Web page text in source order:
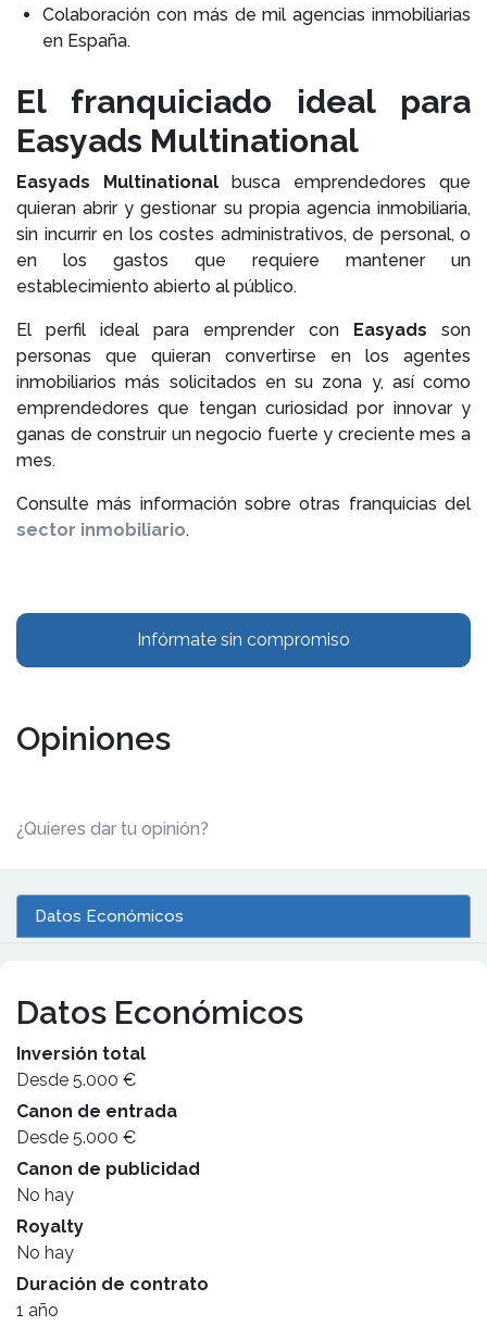
Colaboración con más de mil agencias inmobiliarias
en España.
El franquiciado ideal para
Easyads Multinational
Easyads Multinational busca emprendedores que
quieran abrir y gestionar su propia agencia inmobiliaria,
sin incurrir en los costes administrativos, de personal, o
en los gastos que requiere mantener un
establecimiento abierto al público.
El perfil ideal para emprender con Easyads son
personas que quieran convertirse en los agentes
inmobiliarios más solicitados en su zona y, así como
emprendedores que tengan curiosidad por innovar y
ganas de construir un negocio fuerte y creciente mes a
mes.
Consulte más información sobre otras franquicias del
sector inmobiliario.
Infórmate sin compromiso
Opiniones
¿Quieres dar tu opinión?
Datos Económicos
Datos Económicos
Inversión total
Desde 5.000 €
Canon de entrada
Desde 5.000 €
Canon de publicidad
No hay
Royalty
No hay
Duración de contrato
1 año